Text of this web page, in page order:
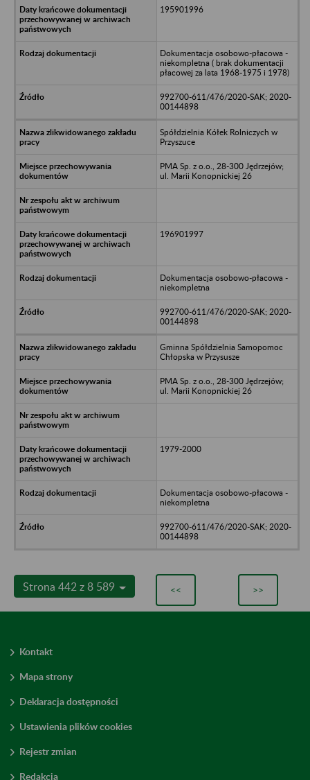
195901996
Dokumentacja osobowo-płacowa -
niekompletna ( brak dokumentacji
płacowej za lata 1968-1975 i 1978)
992700-611/476/2020-SAK; 2020-
00144898
Spółdzielnia Kółek Rolniczych w
Przyszuce
PMA Sp. z o.o., 28-300 Jędrzejów;
ul. Marii Konopnickiej 26
196901997
Dokumentacja osobowo-płacowa -
niekompletna
992700-611/476/2020-SAK; 2020-
00144898
Gminna Spółdzielnia Samopomoc
Chłopska w Przysusze
PMA Sp. z o.o., 28-300 Jędrzejów;
ul. Marii Konopnickiej 26
1979-2000
Dokumentacja osobowo-płacowa -
niekompletna
992700-611/476/2020-SAK; 2020-
00144898
Strona 442 z 8 589 << >>
Kontakt
Mapa strony
Deklaracja dostępności
Ustawienia plików cookies
Rejestr zmian
Redakcja